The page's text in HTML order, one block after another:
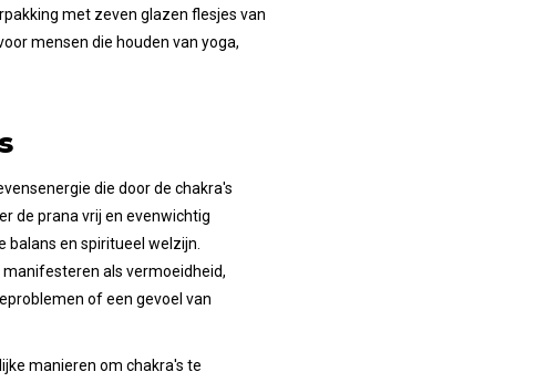
met zeven glazen flesjes van
mensen die houden van yoga,
die door de chakra's
de prana vrij en evenwichtig
en spiritueel welzijn.
als vermoeidheid,
of een gevoel van
manieren om chakra's te